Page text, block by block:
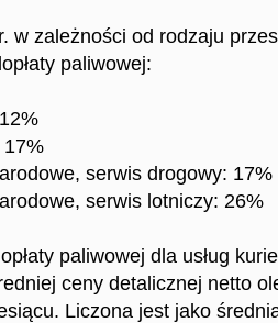
w zależności od rodzaju
paliwowej:
17%
serwis drogowy: 17%
serwis lotniczy: 26%
paliwowej dla usług
ceny detalicznej netto
Liczona jest jako